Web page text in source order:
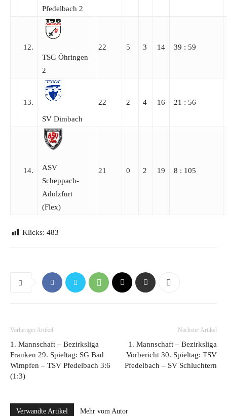
Pfedelbach 2
12.
TSG Öhringen
2
22 5 3 14 39 : 59
13.
SV Dimbach
22 2 4 16 21 : 56
14.
ASV
Scheppach-
Adolzfurt
(Flex)
21 0 2 19 8 : 105
Klicks: 483
Vorheriger Artikel
1. Mannschaft – Bezirksliga
Franken 29. Spieltag: SG Bad
Wimpfen – TSV Pfedelbach 3:6
(1:3)
Nächster Artikel
1. Mannschaft – Bezirksliga
Vorbericht 30. Spieltag: TSV
Pfedelbach – SV Schluchtern
Verwandte Artikel Mehr vom Autor